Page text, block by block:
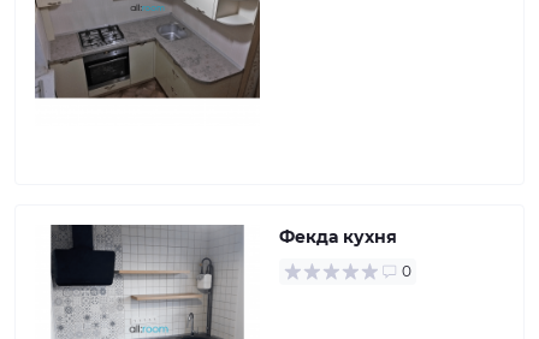
Фекда кухня
0